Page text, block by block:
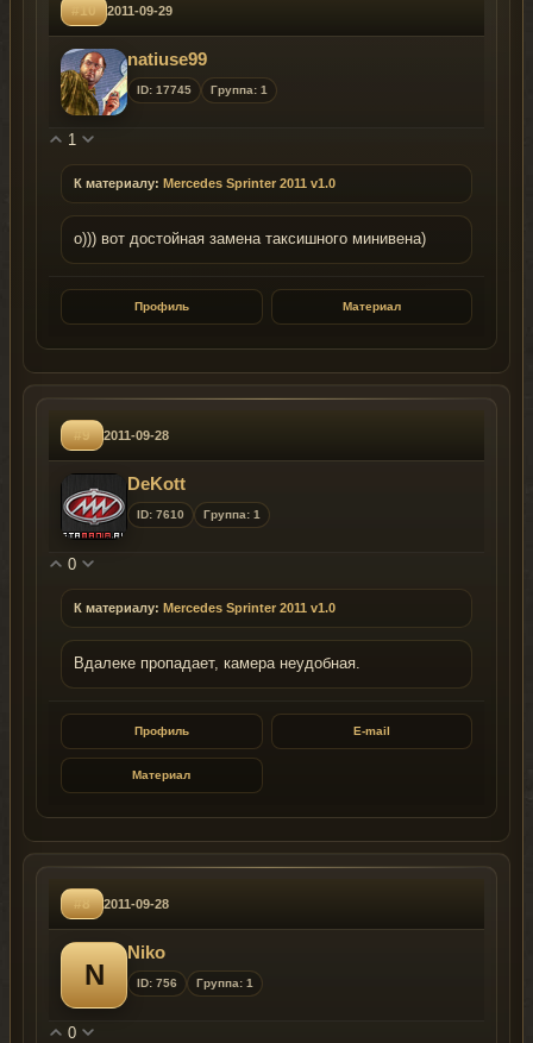
#10 2011-09-29
natiuse99
ID: 17745 Группа: 1
1
К материалу: Mercedes Sprinter 2011 v1.0
о))) вот достойная замена таксишного минивена)
Профиль Материал
#9 2011-09-28
DeKott
ID: 7610 Группа: 1
0
К материалу: Mercedes Sprinter 2011 v1.0
Вдалеке пропадает, камера неудобная.
Профиль E-mail
Материал
#8 2011-09-28
N
Niko
ID: 756 Группа: 1
0